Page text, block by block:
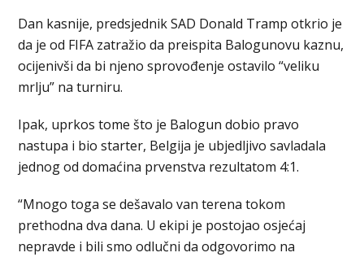
Dan kasnije, predsjednik SAD Donald Tramp otkrio je
da je od FIFA zatražio da preispita Balogunovu kaznu,
ocijenivši da bi njeno sprovođenje ostavilo “veliku
mrlju” na turniru.
Ipak, uprkos tome što je Balogun dobio pravo
nastupa i bio starter, Belgija je ubjedljivo savladala
jednog od domaćina prvenstva rezultatom 4:1.
“Mnogo toga se dešavalo van terena tokom
prethodna dva dana. U ekipi je postojao osjećaj
nepravde i bili smo odlučni da odgovorimo na